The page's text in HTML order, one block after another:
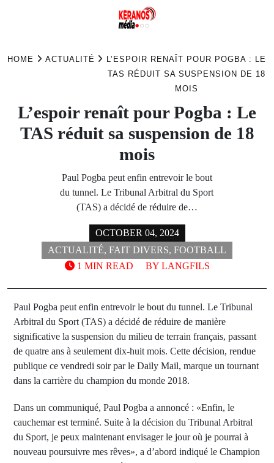
HOME ACTUALITÉ
L’ESPOIR RENAÎT POUR POGBA : LE
TAS RÉDUIT SA SUSPENSION DE 18
MOIS
L’espoir renaît pour Pogba : Le
TAS réduit sa suspension de 18
mois
Paul Pogba peut enfin entrevoir le bout
du tunnel. Le Tribunal Arbitral du Sport
(TAS) a décidé de réduire de…
OCTOBER 04, 2024
ACTUALITÉ, FAIT DIVERS, FOOTBALL
BY LANGFILS
1 MIN READ
Paul Pogba peut enfin entrevoir le bout du tunnel. Le Tribunal
Arbitral du Sport (TAS) a décidé de réduire de manière
significative la suspension du milieu de terrain français, passant
de quatre ans à seulement dix-huit mois. Cette décision, rendue
publique ce vendredi soir par le Daily Mail, marque un tournant
dans la carrière du champion du monde 2018.
Dans un communiqué, Paul Pogba a annoncé : «Enfin, le
cauchemar est terminé. Suite à la décision du Tribunal Arbitral
du Sport, je peux maintenant envisager le jour où je pourrai à
nouveau poursuivre mes rêves», a d’abord indiqué le Champion